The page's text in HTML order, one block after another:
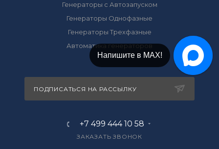
Генераторы с Автозапуском
Генераторы Однофазные
Генераторы Трехфазные
Автоматика генераторов
ПОДПИСАТЬСЯ НА РАССЫЛКУ
+7 499 444 10 58
ЗАКАЗАТЬ ЗВОНОК
Напишите в МАХ!